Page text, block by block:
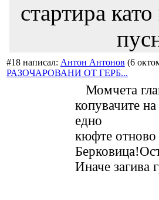
стартира
#18 написал: Антон Антонов (6
РАЗОЧАРОВАНИ ОТ ГЕРБ...
Момчета
копувачите
едно
кюфте отново
Иначе загива